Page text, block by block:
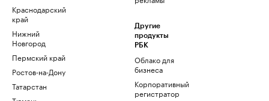
Краснодарский
край
Нижний
Новгород
Пермский край
Ростов-на-Дону
Татарстан
Другие
продукты
РБК
Облако для
бизнеса
Корпоративный
регистратор